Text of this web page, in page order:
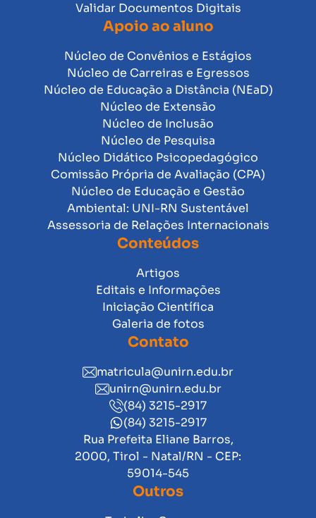
Validar Documentos Digitais
Apoio ao aluno
Núcleo de Convênios e Estágios
Núcleo de Carreiras e Egressos
Núcleo de Educação a Distância (NEaD)
Núcleo de Extensão
Núcleo de Inclusão
Núcleo de Pesquisa
Núcleo Didático Psicopedagógico
Comissão Própria de Avaliação (CPA)
Núcleo de Educação e Gestão
Ambiental: UNI-RN Sustentável
Assessoria de Relações Internacionais
Conteúdos
Artigos
Editais e Informações
Iniciação Científica
Galeria de fotos
Contato
matricula@unirn.edu.br
unirn@unirn.edu.br
(84) 3215-2917
(84) 3215-2917
Rua Prefeita Eliane Barros,
2000, Tirol - Natal/RN - CEP:
59014-545
Outros